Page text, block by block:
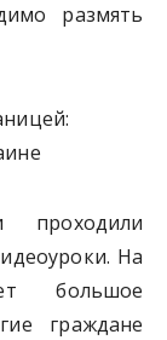
размять
На
большое
граждане